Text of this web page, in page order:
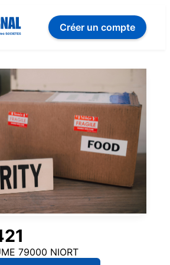
Créer un compte
79000 NIORT